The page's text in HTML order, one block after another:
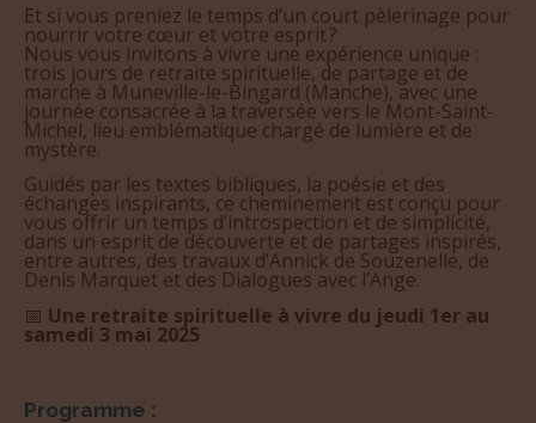
Et si vous preniez le temps d’un court pèlerinage pour
nourrir votre cœur et votre esprit ?
Nous vous invitons à vivre une expérience unique :
trois jours de retraite spirituelle, de partage et de
marche à Muneville-le-Bingard (Manche), avec une
journée consacrée à la traversée vers le Mont-Saint-
Michel, lieu emblématique chargé de lumière et de
mystère.
Guidés par les textes bibliques, la poésie et des
échanges inspirants, ce cheminement est conçu pour
vous offrir un temps d’introspection et de simplicité,
dans un esprit de découverte et de partages inspirés,
entre autres, des travaux d’Annick de Souzenelle, de
Denis Marquet et des Dialogues avec l’Ange.
📅 Une retraite spirituelle à vivre du jeudi 1er au
samedi 3 mai 2025
Programme :